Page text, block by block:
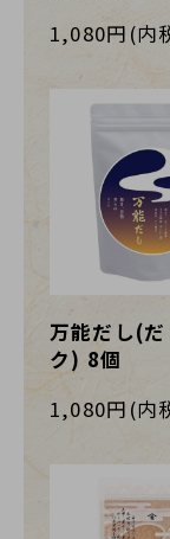
1,080円(内
万能だし(だ
ク) 8個
1,080円(内